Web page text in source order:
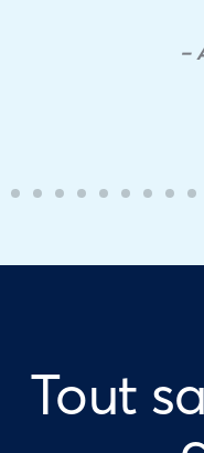
–
Tout